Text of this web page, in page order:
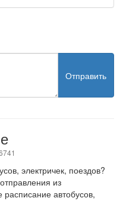
Отправить
электричек, поездов?
из
автобусов,